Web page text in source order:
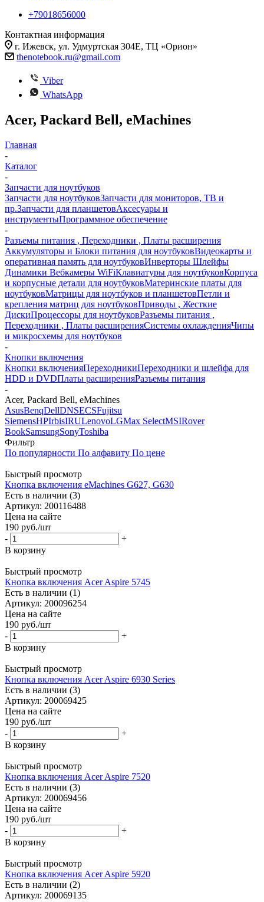
+79018656000
Контактная информация
г. Ижевск, ул. Удмуртская 304Е, ТЦ «Орион»
thenotebook.ru@gmail.com
Viber
WhatsApp
Acer, Packard Bell, eMachines
Главная
-
Каталог
-
Запчасти для ноутбуков
Запчасти для ноутбуковЗапчасти для мониторов, ТВ и
пр.Запчасти для планшетовАксесуары и
инструментыПрограммное обеспечение
-
Разъемы питания , Переходники , Платы расширения
Аккумуляторы и Блоки питания для ноутбуковВидеокарты и
оперативная память для ноутбуковИнверторы Шлейфы
Динамики Вебкамеры WiFiКлавиатуры для ноутбуковКорпуса
и корпусные детали для ноутбуковМатеринские платы для
ноутбуковМатрицы для ноутбуков и планшетовПетли и
крепления матриц для ноутбуковПриводы , Жесткие
ДискиПроцессоры для ноутбуковРазъемы питания ,
Переходники , Платы расширенияСистемы охлажденияЧипы
и микросхемы для ноутбуков
-
Кнопки включения
Кнопки включенияПереходникиПереходники и шлейфа для
HDD и DVDПлаты расширенияРазъемы питания
-
Acer, Packard Bell, eMachines
AsusBenqDellDNSECSFujitsu
SiemensHPIrbisIRULenovoLGMax SelectMSIRover
BookSamsungSonyToshiba
Фильтр
По популярности По алфавиту По цене
Быстрый просмотр
Кнопка включения eMachines G627, G630
Есть в наличии (3)
Артикул: 200116488
Цена на сайте
190 руб./шт
-
+
В корзину
Быстрый просмотр
Кнопка включения Acer Aspire 5745
Есть в наличии (1)
Артикул: 200096254
Цена на сайте
190 руб./шт
-
+
В корзину
Быстрый просмотр
Кнопка включения Acer Aspire 6930 Series
Есть в наличии (3)
Артикул: 200069425
Цена на сайте
190 руб./шт
-
+
В корзину
Быстрый просмотр
Кнопка включения Acer Aspire 7520
Есть в наличии (3)
Артикул: 200069456
Цена на сайте
190 руб./шт
-
+
В корзину
Быстрый просмотр
Кнопка включения Acer Aspire 5920
Есть в наличии (2)
Артикул: 200069135